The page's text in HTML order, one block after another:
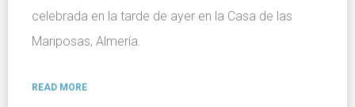
celebrada en la tarde de ayer en la Casa de las
Mariposas, Almería.
READ MORE